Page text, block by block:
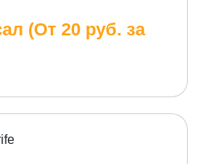
(От 20 руб. за